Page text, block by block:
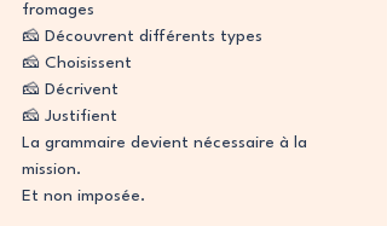
fromages
🧀 Découvrent différents types
🧀 Choisissent
🧀 Décrivent
🧀 Justifient
La grammaire devient nécessaire à la
mission.
Et non imposée.